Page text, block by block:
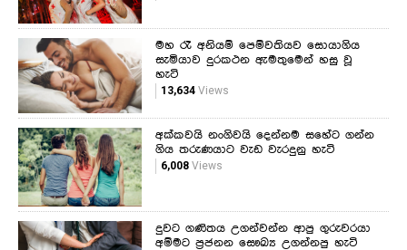
මහ රෑ අනියම් පෙම්වතියව සොයාගිය
සැමියාව දුරකථන ඇමතුමෙන් හසු වූ
හැටි
13,634Views
අක්කවයි නංගිවයි දෙන්නම සහේට ගන්න
ගිය තරුණයාට වැඩ වැරදුනු හැටි
6,008Views
දුවට ගණිතය උගන්වන්න ආපු ගුරුවරයා
අම්මට ප්‍රජනන සෞඛ්‍ය උගන්නපු හැටි